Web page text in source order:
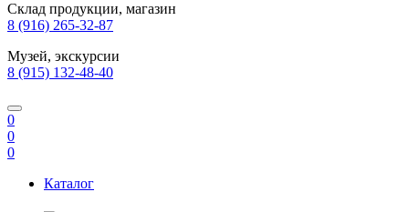
Склад продукции, магазин
8 (916) 265-32-87
Музей, экскурсии
8 (915) 132-48-40
0
0
0
Каталог